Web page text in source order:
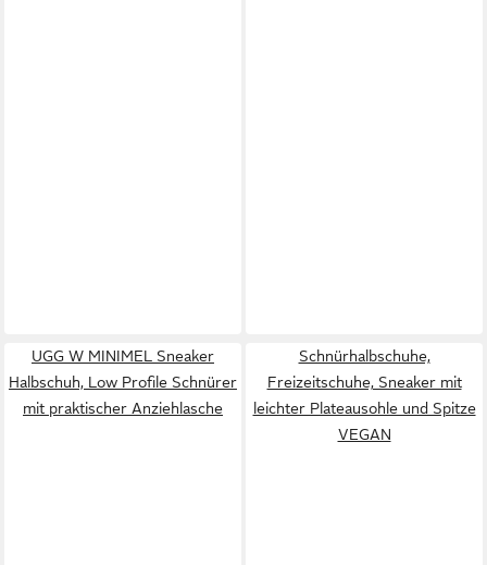
UGG W MINIMEL Sneaker
Halbschuh, Low Profile Schnürer
mit praktischer Anziehlasche
Schnürhalbschuhe,
Freizeitschuhe, Sneaker mit
leichter Plateausohle und Spitze
VEGAN